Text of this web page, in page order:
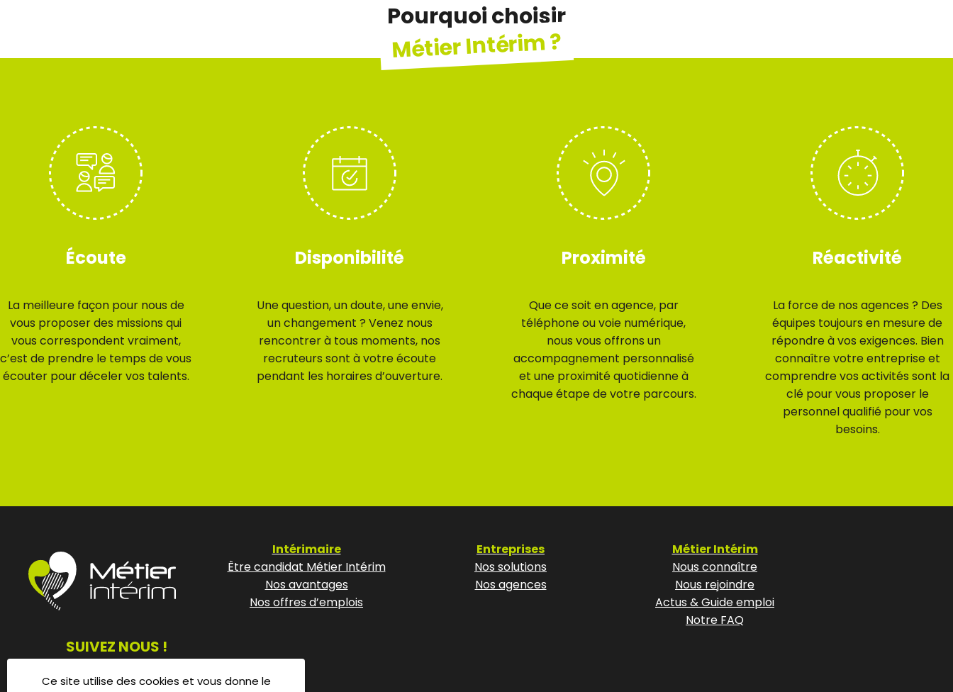
Pourquoi choisir
Métier Intérim ?
Écoute
La meilleure façon pour nous de
vous proposer des missions qui
vous correspondent vraiment,
c’est de prendre le temps de vous
écouter pour déceler vos talents.
Disponibilité
Une question, un doute, une envie,
un changement ? Venez nous
rencontrer à tous moments, nos
recruteurs sont à votre écoute
pendant les horaires d’ouverture.
Proximité
Que ce soit en agence, par
téléphone ou voie numérique,
nous vous offrons un
accompagnement personnalisé
et une proximité quotidienne à
chaque étape de votre parcours.
Réactivité
La force de nos agences ? Des
équipes toujours en mesure de
répondre à vos exigences. Bien
connaître votre entreprise et
comprendre vos activités sont la
clé pour vous proposer le
personnel qualifié pour vos
besoins.
SUIVEZ NOUS !
Intérimaire
Être candidat Métier Intérim
Nos avantages
Nos offres d’emplois
Entreprises
Nos solutions
Nos agences
Métier Intérim
Nous connaître
Nous rejoindre
Actus & Guide emploi
Notre FAQ
Ce site utilise des cookies et vous donne le